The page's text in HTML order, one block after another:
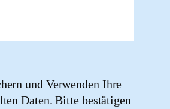
und Verwenden Ihre
Daten. Bitte bestätigen